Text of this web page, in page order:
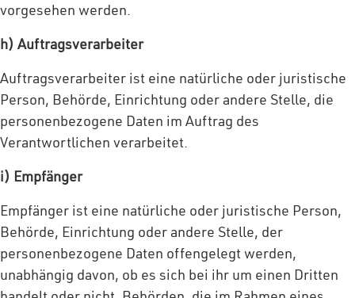
vorgesehen werden.
h) Auftragsverarbeiter
Auftragsverarbeiter ist eine natürliche oder juristische
Person, Behörde, Einrichtung oder andere Stelle, die
personenbezogene Daten im Auftrag des
Verantwortlichen verarbeitet.
i) Empfänger
Empfänger ist eine natürliche oder juristische Person,
Behörde, Einrichtung oder andere Stelle, der
personenbezogene Daten offengelegt werden,
unabhängig davon, ob es sich bei ihr um einen Dritten